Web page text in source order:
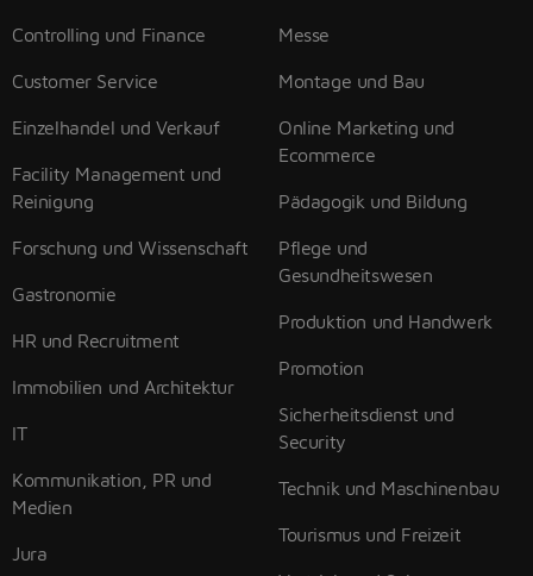
Controlling und Finance
Customer Service
Einzelhandel und Verkauf
Facility Management und
Reinigung
Forschung und Wissenschaft
Gastronomie
HR und Recruitment
Immobilien und Architektur
IT
Kommunikation, PR und
Medien
Jura
Messe
Montage und Bau
Online Marketing und
Ecommerce
Pädagogik und Bildung
Pflege und
Gesundheitswesen
Produktion und Handwerk
Promotion
Sicherheitsdienst und
Security
Technik und Maschinenbau
Tourismus und Freizeit